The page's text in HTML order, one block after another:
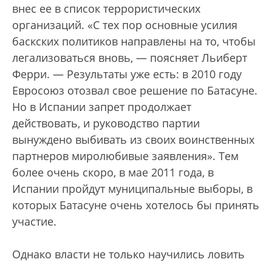
внес ее в список террористических
организаций. «С тех пор основные усилия
баскских политиков направлены на то, чтобы
легализоваться вновь, — поясняет Льиберт
Ферри. — Результаты уже есть: в 2010 году
Евросоюз отозвал свое решение по Батасуне.
Но в Испании запрет продолжает
действовать, и руководство партии
вынуждено выбивать из своих воинственных
партнеров миролюбивые заявления». Тем
более очень скоро, в мае 2011 года, в
Испании пройдут муниципальные выборы, в
которых Батасуне очень хотелось бы принять
участие.
Однако власти не только научились ловить